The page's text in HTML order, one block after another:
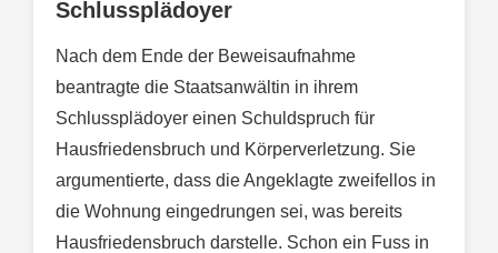
Schlussplädoyer
Nach dem Ende der Beweisaufnahme
beantragte die Staatsanwältin in ihrem
Schlussplädoyer einen Schuldspruch für
Hausfriedensbruch und Körperverletzung. Sie
argumentierte, dass die Angeklagte zweifellos in
die Wohnung eingedrungen sei, was bereits
Hausfriedensbruch darstelle. Schon ein Fuss in